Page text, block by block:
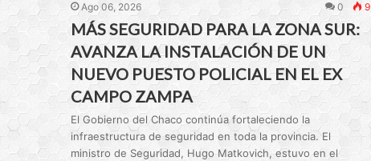
Ago 06, 2026 0 9
MÁS SEGURIDAD PARA LA ZONA SUR:
AVANZA LA INSTALACIÓN DE UN
NUEVO PUESTO POLICIAL EN EL EX
CAMPO ZAMPA
El Gobierno del Chaco continúa fortaleciendo la
infraestructura de seguridad en toda la provincia. El
ministro de Seguridad, Hugo Matkovich, estuvo en el